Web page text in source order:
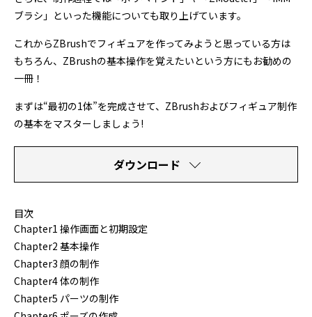
ブラシ」といった機能についても取り上げています。
これからZBrushでフィギュアを作ってみようと思っている方は
もちろん、ZBrushの基本操作を覚えたいという方にもお勧めの
一冊！
まずは“最初の1体”を完成させて、ZBrushおよびフィギュア制作
の基本をマスターしましょう!
ダウンロード
目次
Chapter1 操作画面と初期設定
Chapter2 基本操作
Chapter3 顔の制作
Chapter4 体の制作
Chapter5 パーツの制作